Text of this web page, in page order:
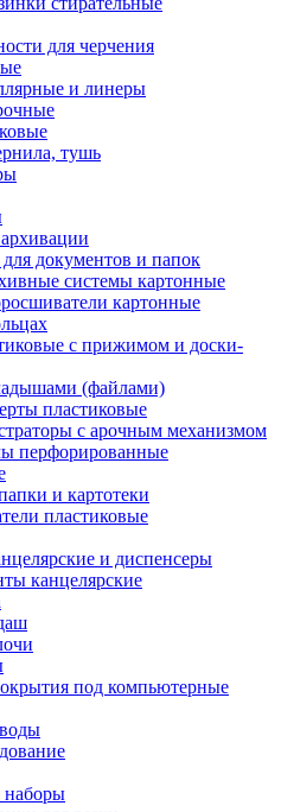
для черчения
и линеры
тушь
документов и папок
системы картонные
картонные
с прижимом и доски-
(файлами)
пластиковые
с арочным механизмом
перфорированные
и картотеки
пластиковые
и диспенсеры
канцелярские
под компьютерные
наборы